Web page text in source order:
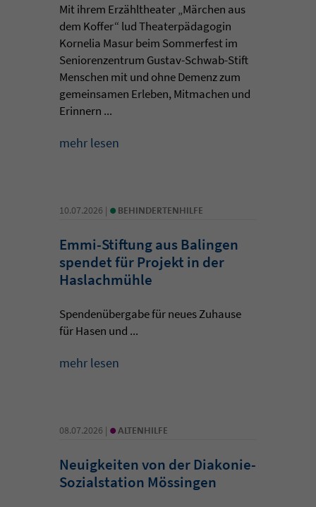
Mit ihrem Erzähltheater „Märchen aus
dem Koffer“ lud Theaterpädagogin
Kornelia Masur beim Sommerfest im
Seniorenzentrum Gustav-Schwab-Stift
Menschen mit und ohne Demenz zum
gemeinsamen Erleben, Mitmachen und
Erinnern ...
mehr lesen
10.07.2026 | • BEHINDERTENHILFE
Emmi-Stiftung aus Balingen
spendet für Projekt in der
Haslachmühle
Spendenübergabe für neues Zuhause
für Hasen und ...
mehr lesen
08.07.2026 | • ALTENHILFE
Neuigkeiten von der Diakonie-
Sozialstation Mössingen